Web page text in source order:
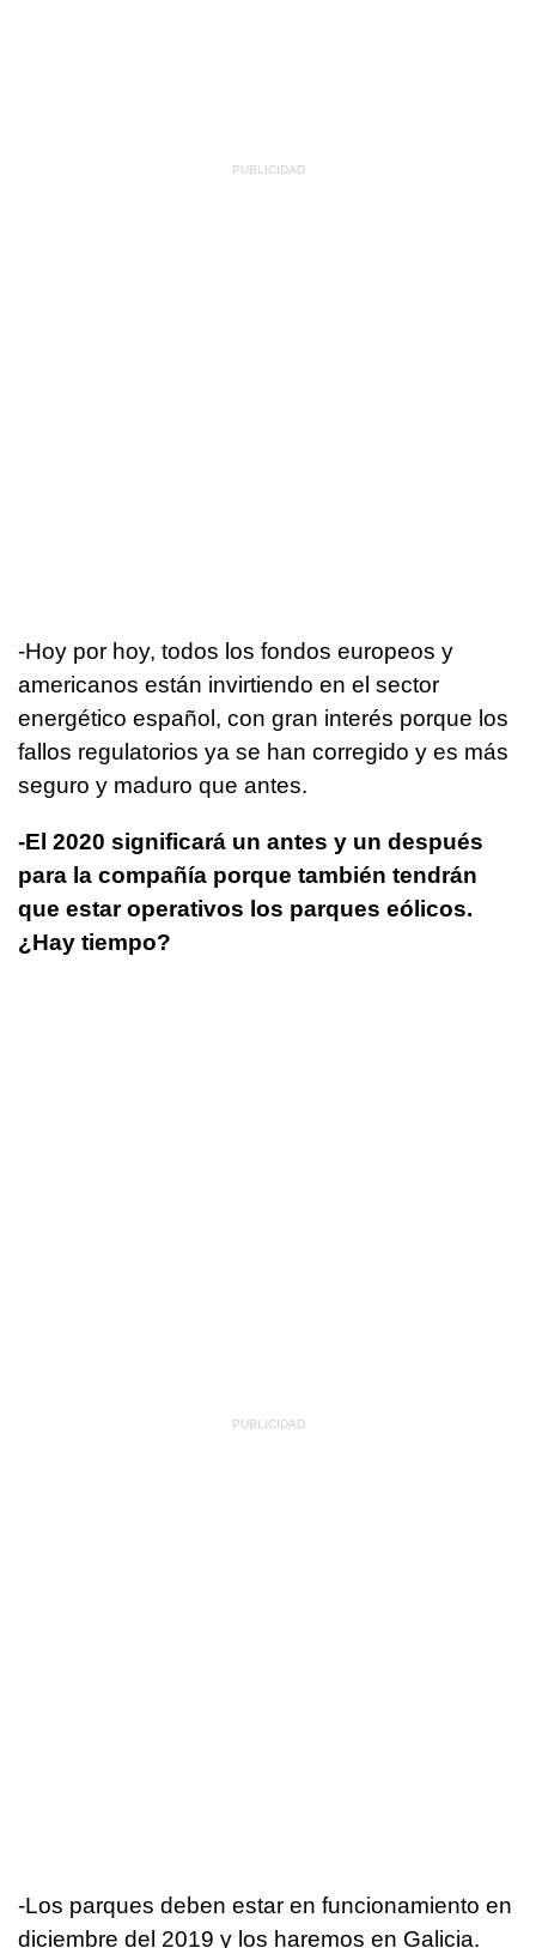
-Hoy por hoy, todos los fondos europeos y
americanos están invirtiendo en el sector
energético español, con gran interés porque los
fallos regulatorios ya se han corregido y es más
seguro y maduro que antes.
-El 2020 significará un antes y un después
para la compañía porque también tendrán
que estar operativos los parques eólicos.
¿Hay tiempo?
-Los parques deben estar en funcionamiento en
diciembre del 2019 y los haremos en Galicia.